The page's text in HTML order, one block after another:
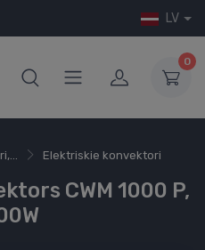
LV
0
Elektriskie konvektori
CWM 1000 P,